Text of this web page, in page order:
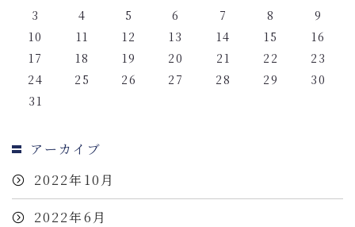
3
4 5 6 7 8
9
10
11 12 13 14 15
16
17
18 19 20 21 22
23
24
25 26 27 28 29
30
31
アーカイブ
2022年10月
2022年6月